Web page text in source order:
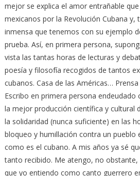
mejor se explica el amor entrañable
mexicanos por la Revolución Cubana y,
inmensa que tenemos con su ejemplo
prueba. Así, en primera persona,
vista las tantas horas de lecturas y
poesía y filosofía recogidos de tantos
cubanos. Casa de las Américas…
Escribo en primera persona endeudado
la mejor producción científica y cultural
la solidaridad (nunca suficiente) en las
bloqueo y humillación contra un pueblo
como es el cubano. A mis años ya sé
tanto recibido. Me atengo, no obstante,
que yo entiendo como canto guerrero